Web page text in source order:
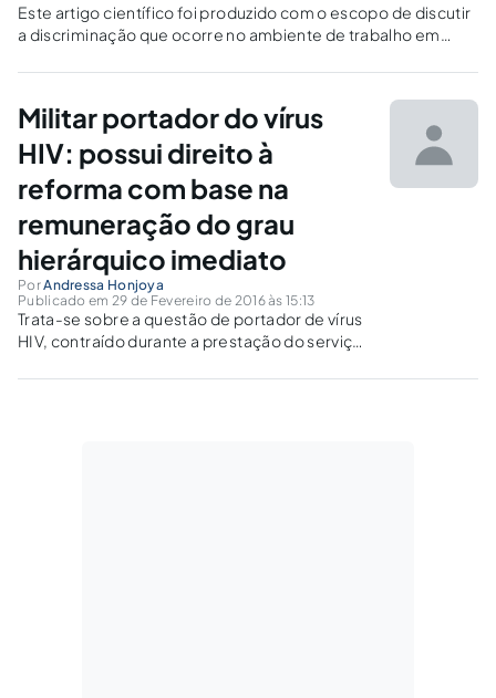
Este artigo científico foi produzido com o escopo de discutir
a discriminação que ocorre no ambiente de trabalho em
Militar portador do vírus
HIV: possui direito à
reforma com base na
remuneração do grau
hierárquico imediato
PorAndressa Honjoya
Publicado em 29 de Fevereiro de 2016 às 15:13
Trata-se sobre a questão de portador de vírus
HIV, contraído durante a prestação do serviço
Militar.